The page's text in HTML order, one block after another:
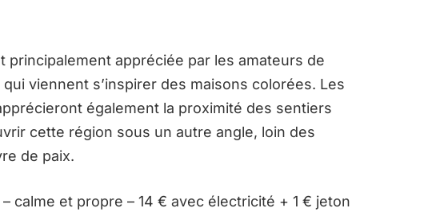
principalement appréciée par les amateurs de
viennent s’inspirer des maisons colorées. Les
également la proximité des sentiers
cette région sous un autre angle, loin des
de paix.
calme et propre – 14 € avec électricité + 1 € jeton